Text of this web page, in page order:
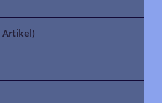
Artikel)